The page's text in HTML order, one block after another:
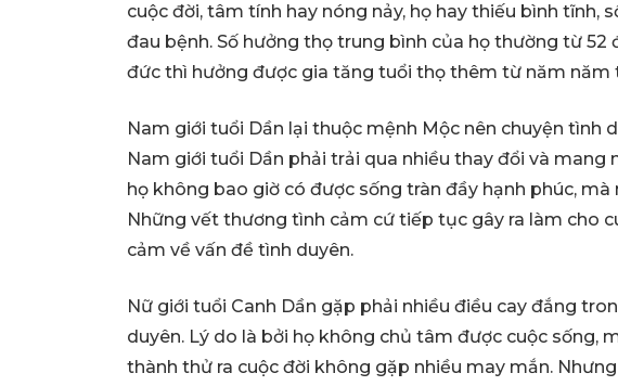
cuộc đời, tâm tính hay nóng nảy, họ hay thiếu bình tĩnh,
đau bệnh. Số hưởng thọ trung bình của họ thường từ 52
đức thì hưởng được gia tăng tuổi thọ thêm từ năm năm
Nam giới tuổi Dần lại thuộc mệnh Mộc nên chuyện tình
Nam giới tuổi Dần phải trải qua nhiều thay đổi và
họ không bao giờ có được sống tràn đầy hạnh phúc,
Những vết thương tình cảm cứ tiếp tục gây ra làm cho
cảm về vấn đề tình duyên.
Nữ giới tuổi Canh Dần gặp phải nhiều điều cay đắng
duyên. Lý do là bởi họ không chủ tâm được cuộc sống,
thành thử ra cuộc đời không gặp nhiều may mắn.